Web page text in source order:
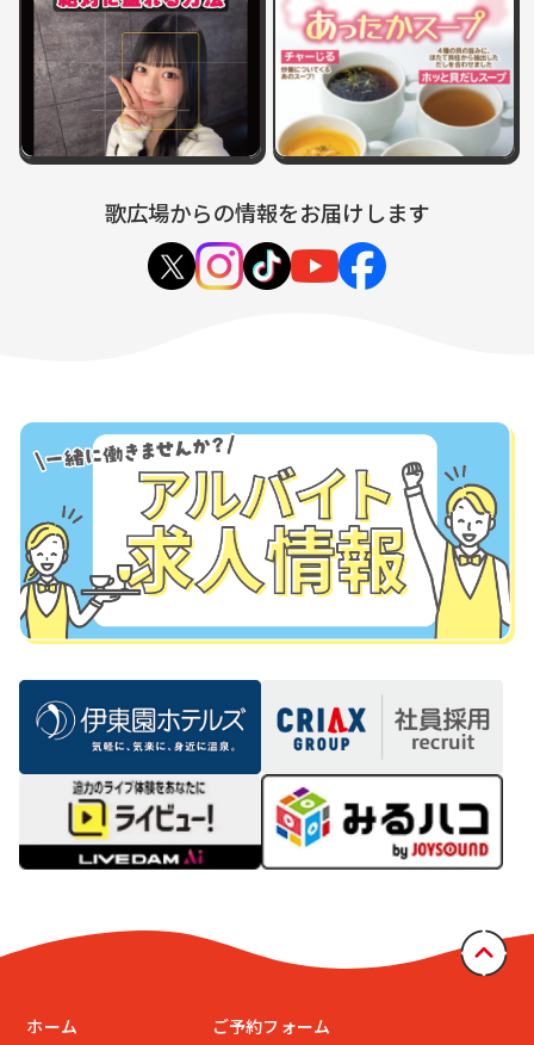
歌広場からの情報をお届けします
ホーム ご予約フォーム